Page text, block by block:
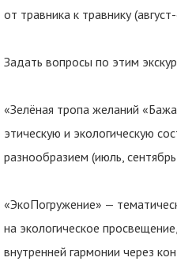
от травника к травнику
Задать вопросы по этим
«Зелёная тропа желаний
этическую и экологическую
разнообразием (июль,
«ЭкоПогружение» —
на экологическое
внутренней гармонии через